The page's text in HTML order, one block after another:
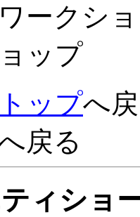
ークシ
ップ
ップへ
戻る
ィショ